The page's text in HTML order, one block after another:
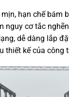
hạn chế bám
nguy cơ tắc
dễ dàng lắp
thiết kế của công